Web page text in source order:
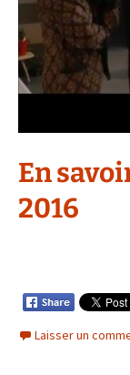
En
2016
Laisser un